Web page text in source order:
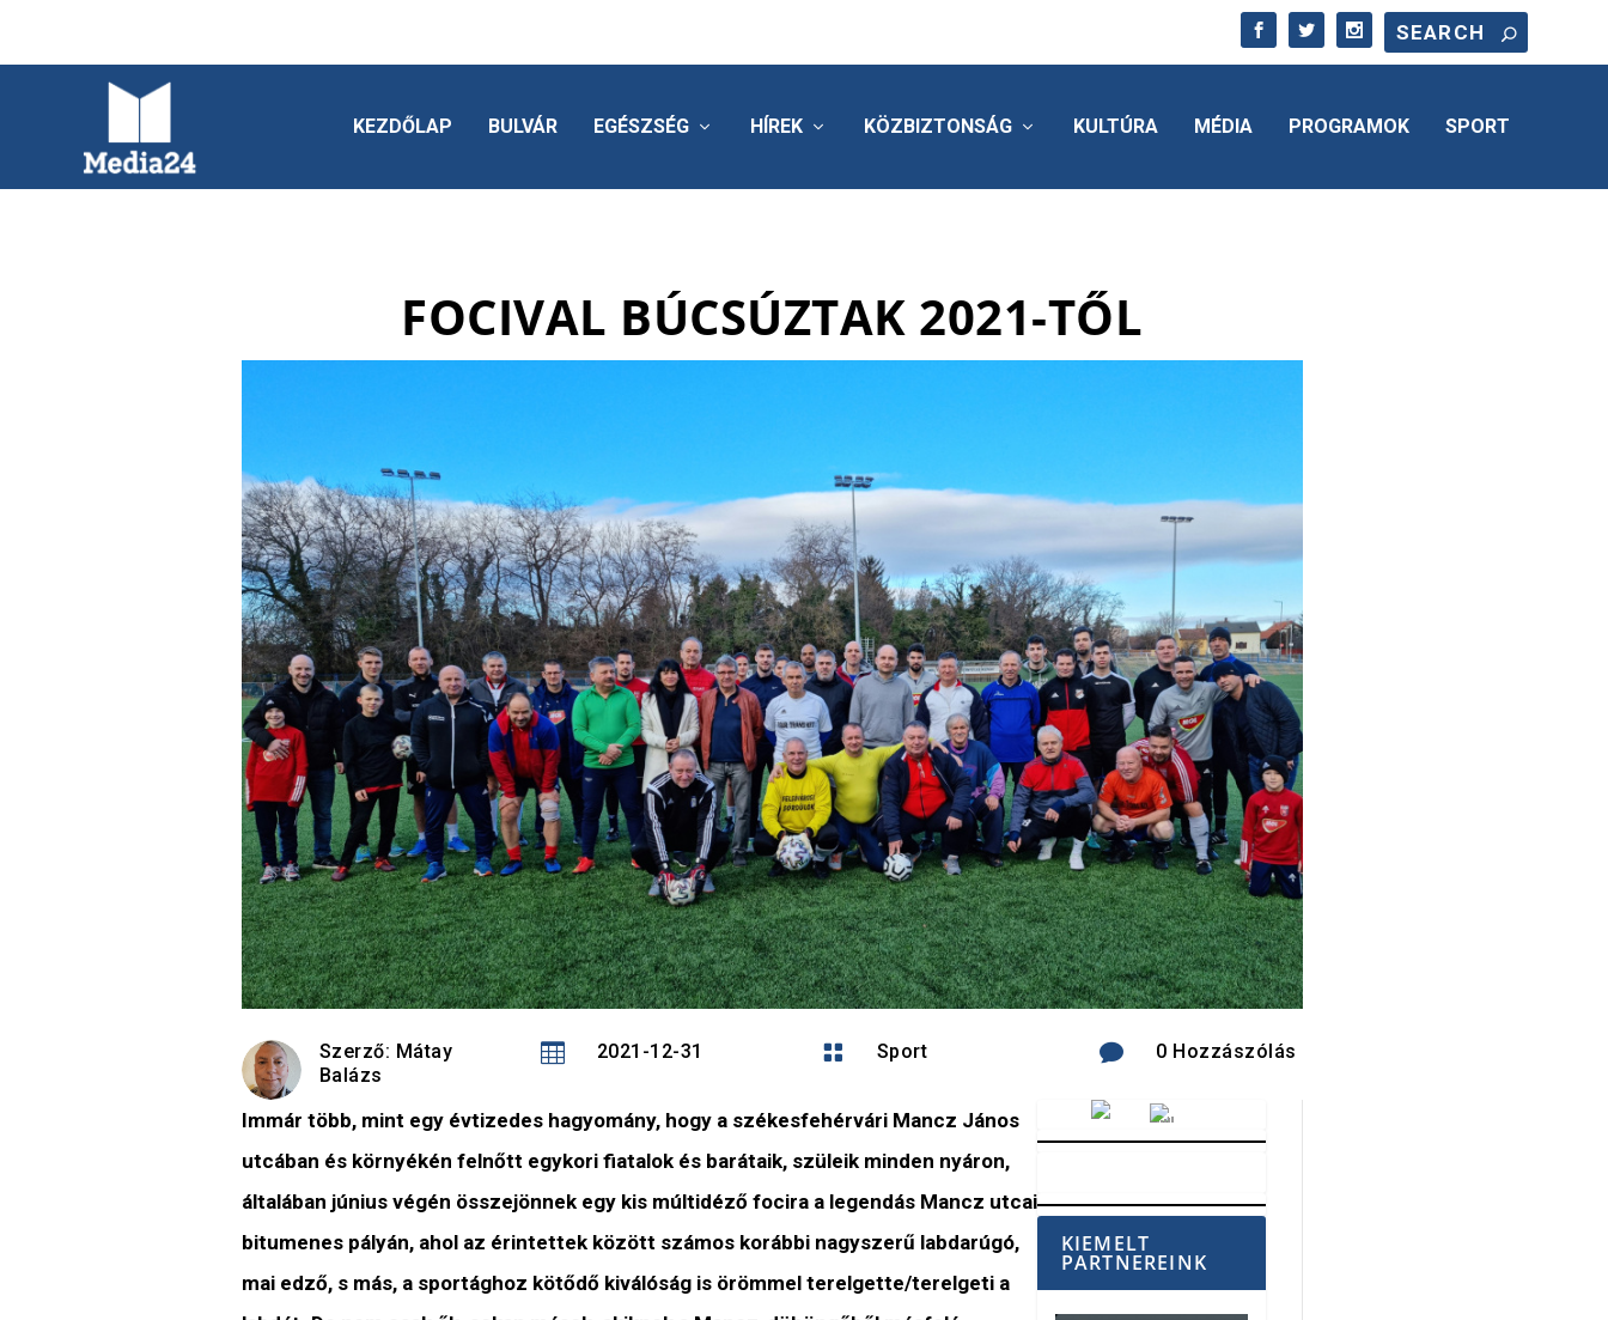
KEZDŐLAP BULVÁR EGÉSZSÉG HÍREK KÖZBIZTONSÁG KULTÚRA MÉDIA PROGRAMOK SPORT
FOCIVAL BÚCSÚZTAK 2021-TŐL
Szerző: Mátay
Balázs
 2021-12-31  Sport  0 Hozzászólás
Immár több, mint egy évtizedes hagyomány, hogy a székesfehérvári Mancz János
utcában és környékén felnőtt egykori fiatalok és barátaik, szüleik minden nyáron,
általában június végén összejönnek egy kis múltidéző focira a legendás Mancz utcai
bitumenes pályán, ahol az érintettek között számos korábbi nagyszerű labdarúgó,
mai edző, s más, a sportághoz kötődő kiválóság is örömmel terelgette/terelgeti a
KIEMELT
PARTNEREINK